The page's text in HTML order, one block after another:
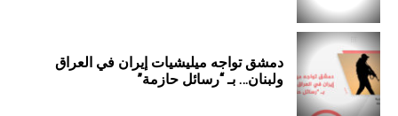
دمشق تواجه ميليشيات إيران في العراق
ولبنان… بـ “رسائل حازمة”